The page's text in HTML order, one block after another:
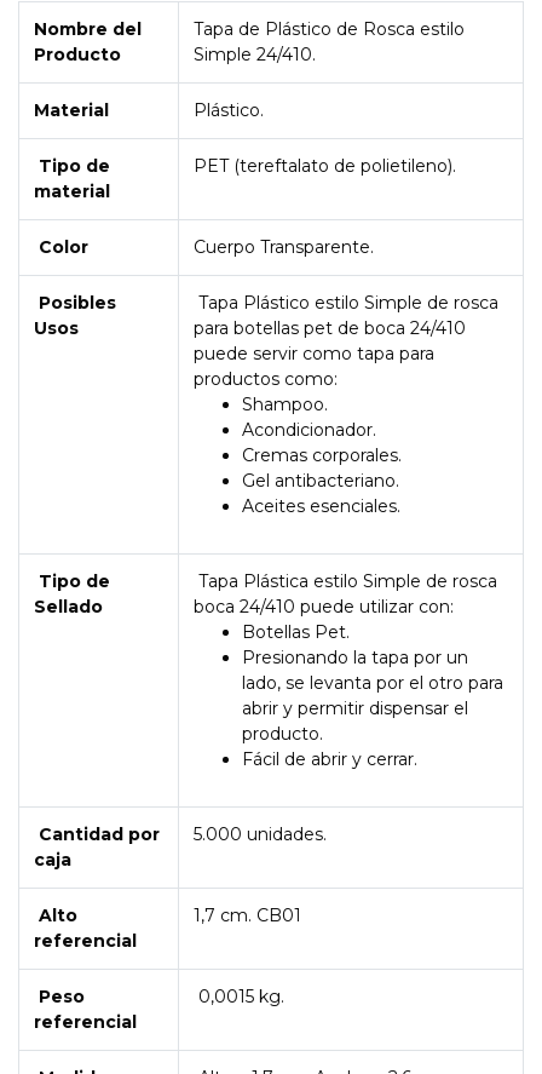
Nombre del
Producto
Tapa de Plástico de Rosca estilo
Simple 24/410.
Material Plástico.
Tipo de
material
PET (tereftalato de polietileno).
Color Cuerpo Transparente.
Posibles
Usos
Tapa Plástico estilo Simple de rosca
para botellas pet de boca 24/410
puede servir como tapa para
productos como:
Shampoo.
Acondicionador.
Cremas corporales.
Gel antibacteriano.
Aceites esenciales.
Tipo de
Sellado
Tapa Plástica estilo Simple de rosca
boca 24/410 puede utilizar con:
Botellas Pet.
Presionando la tapa por un
lado, se levanta por el otro para
abrir y permitir dispensar el
producto.
Fácil de abrir y cerrar.
Cantidad por
caja
5.000 unidades.
Alto
referencial
1,7 cm. CB01
Peso
referencial
0,0015 kg.